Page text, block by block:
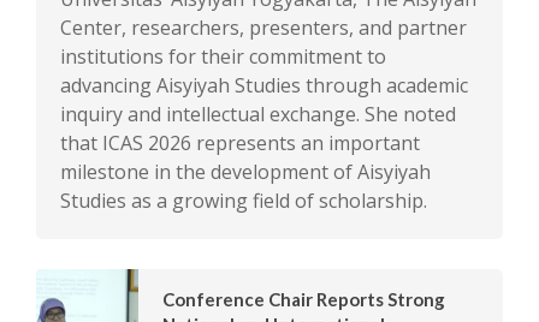
Center, researchers, presenters, and partner
institutions for their commitment to
advancing Aisyiyah Studies through academic
inquiry and intellectual exchange. She noted
that ICAS 2026 represents an important
milestone in the development of Aisyiyah
Studies as a growing field of scholarship.
Conference Chair Reports Strong